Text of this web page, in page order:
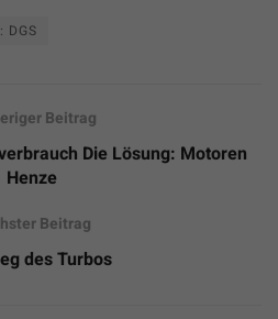
DGS
Beitrag
Die Lösung: Motoren
Henze
Beitrag
des Turbos